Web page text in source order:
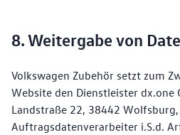
8. Weitergabe von
Volkswagen Zubehör setzt zum
Website den Dienstleister dx.one
Landstraße 22, 38442
Auftragsdatenverarbeiter i.S.d.